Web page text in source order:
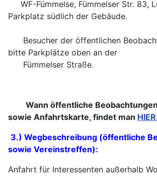
WF-Fümmelse, Fümmelser Str. 83,
Parkplatz südlich der Gebäude.
Besucher der öffentlichen
bitte Parkplätze oben an der
Fümmelser Straße.
Wann öffentliche
sowie Anfahrtskarte, findet man
3.) Wegbeschreibung (öffentliche
sowie Vereinstreffen):
Anfahrt für Interessenten außerhalb